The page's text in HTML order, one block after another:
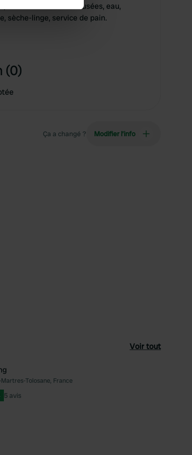
We also share
combine it with
évacuation des eaux usées, eau,
sèche-linge, service de pain.
(0)
Ça a changé ? Modifier l’info
Voir tout
•Martres-Tolosane, France
5 avis